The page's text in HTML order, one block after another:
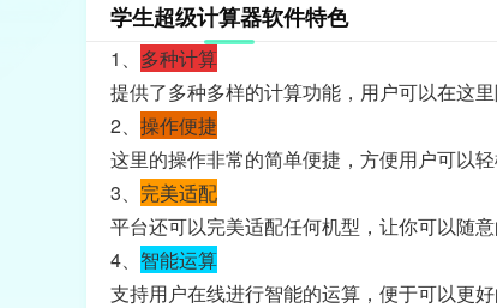
学生超级计算器软件特色
1、 多种计算
提供了多种多样的计算功能，用户可以在这里
2、 操作便捷
这里的操作非常的简单便捷，方便用户可以轻
3、 完美适配
平台还可以完美适配任何机型，让你可以随意
4、 智能运算
支持用户在线进行智能的运算，便于可以更好